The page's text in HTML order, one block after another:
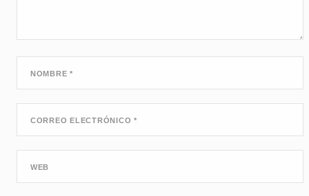
NOMBRE*
CORREO ELECTRÓNICO*
WEB